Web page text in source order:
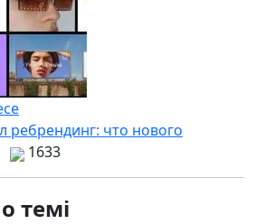
что нового
1633
темі